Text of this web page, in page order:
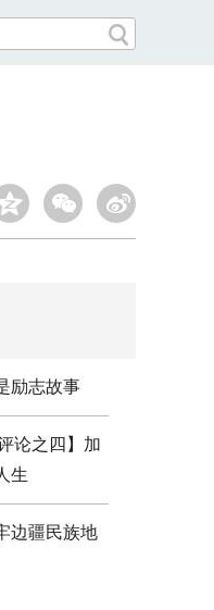
励志故事
论之四】加
生
边疆民族地